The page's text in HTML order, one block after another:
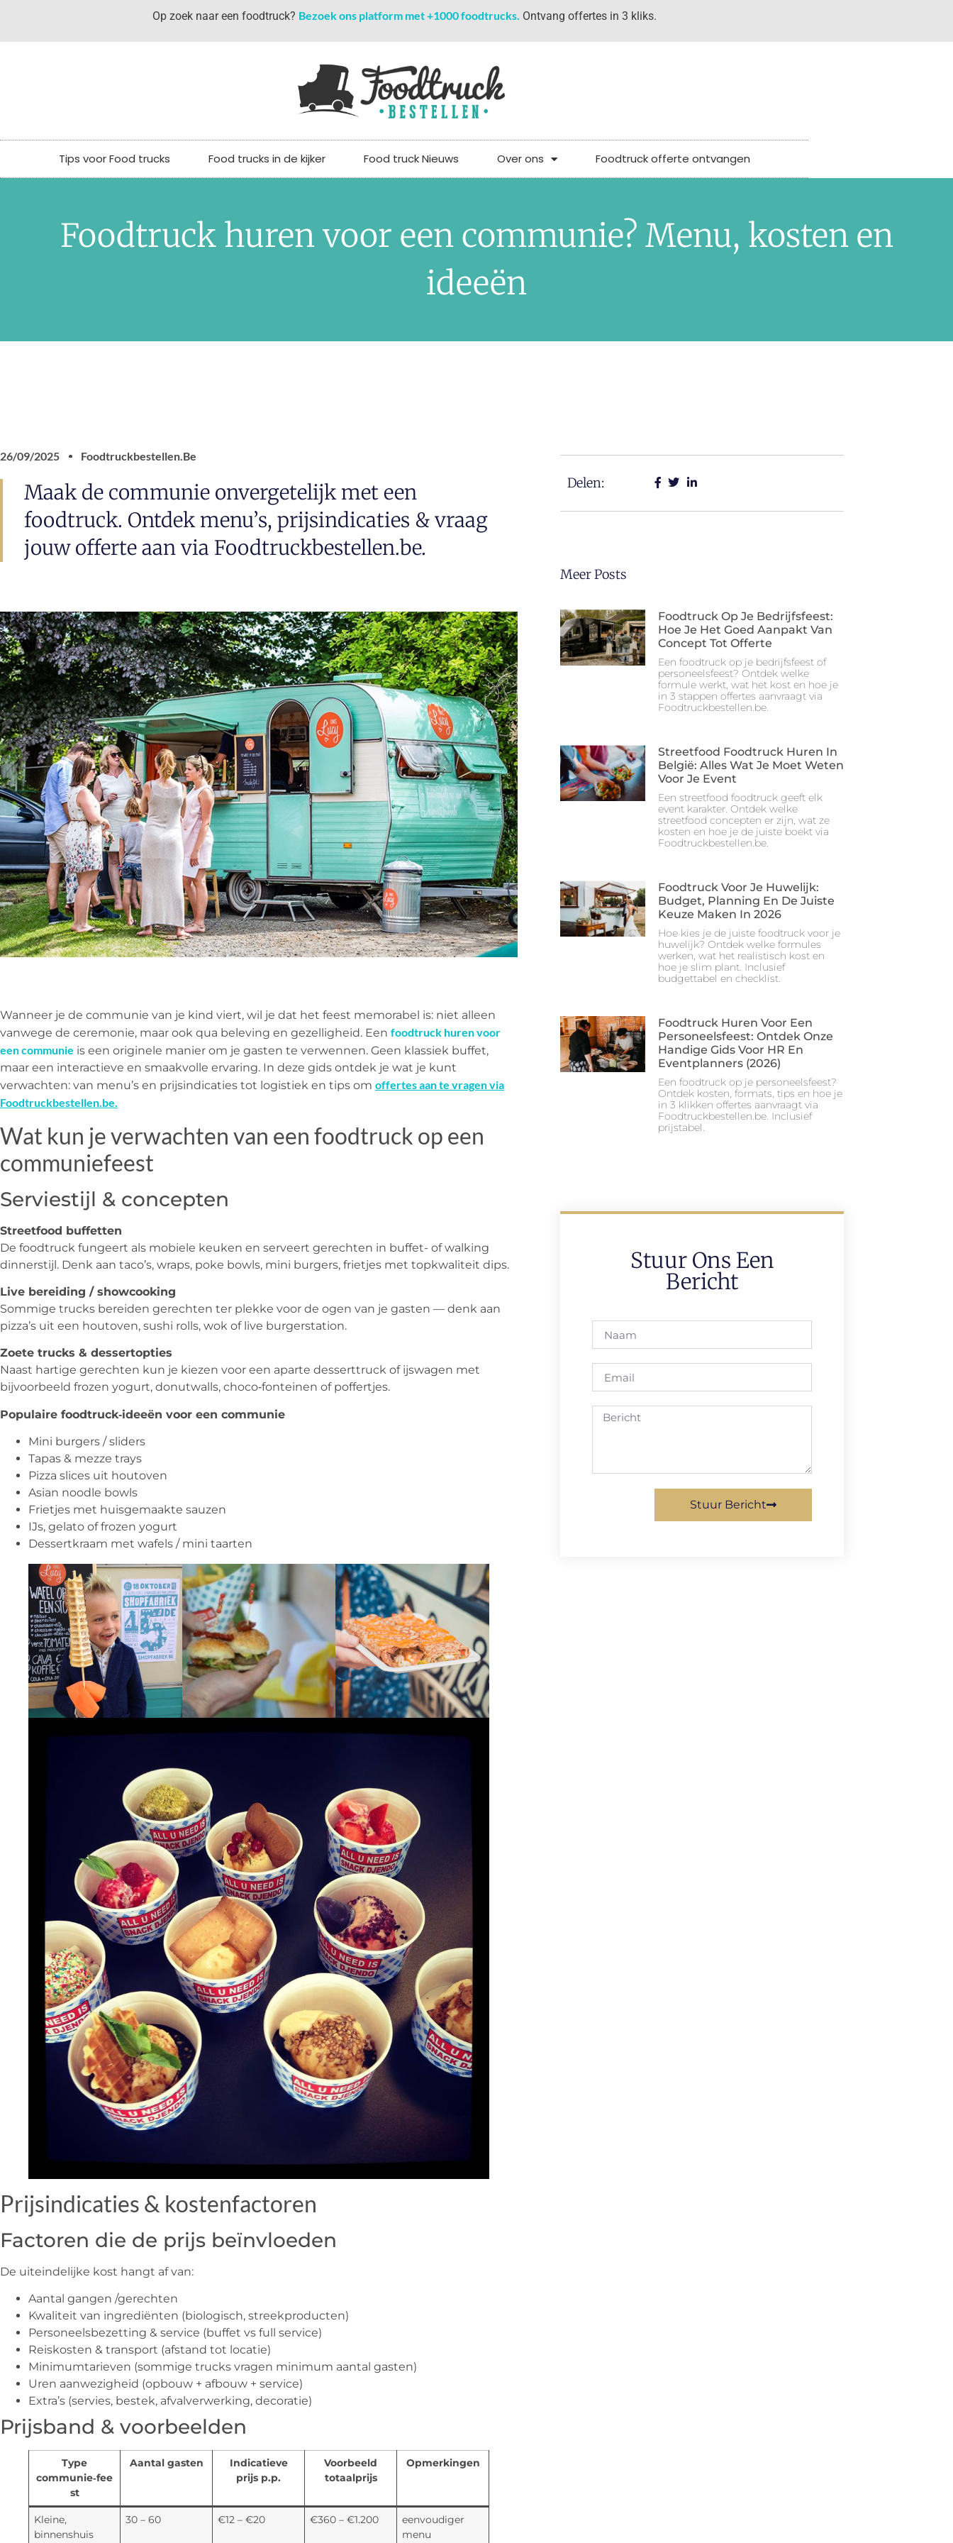
Op zoek naar een foodtruck? Bezoek ons platform met +1000 foodtrucks. Ontvang offertes in 3 kliks.
Tips voor Food trucks Food trucks in de kijker Food truck Nieuws Over ons Foodtruck offerte ontvangen
Foodtruck huren voor een communie? Menu, kosten en
ideeën
26/09/2025 Foodtruckbestellen.be
Maak de communie onvergetelijk met een
foodtruck. Ontdek menu’s, prijsindicaties & vraag
jouw offerte aan via Foodtruckbestellen.be.
Wanneer je de communie van je kind viert, wil je dat het feest memorabel is: niet alleen
vanwege de ceremonie, maar ook qua beleving en gezelligheid. Een foodtruck huren voor
een communie is een originele manier om je gasten te verwennen. Geen klassiek buffet,
maar een interactieve en smaakvolle ervaring. In deze gids ontdek je wat je kunt
verwachten: van menu’s en prijsindicaties tot logistiek en tips om offertes aan te vragen via
Foodtruckbestellen.be.
Wat kun je verwachten van een foodtruck op een
communiefeest
Serviestijl & concepten
Streetfood buffetten
De foodtruck fungeert als mobiele keuken en serveert gerechten in buffet- of walking
dinnerstijl. Denk aan taco’s, wraps, poke bowls, mini burgers, frietjes met topkwaliteit dips.
Live bereiding / showcooking
Sommige trucks bereiden gerechten ter plekke voor de ogen van je gasten — denk aan
pizza’s uit een houtoven, sushi rolls, wok of live burgerstation.
Zoete trucks & dessertopties
Naast hartige gerechten kun je kiezen voor een aparte desserttruck of ijswagen met
bijvoorbeeld frozen yogurt, donutwalls, choco‑fonteinen of poffertjes.
Populaire foodtruck‑ideeën voor een communie
Mini burgers / sliders
Tapas & mezze trays
Pizza slices uit houtoven
Asian noodle bowls
Frietjes met huisgemaakte sauzen
IJs, gelato of frozen yogurt
Dessertkraam met wafels / mini taarten
Prijsindicaties & kostenfactoren
Factoren die de prijs beïnvloeden
De uiteindelijke kost hangt af van:
Aantal gangen /gerechten
Kwaliteit van ingrediënten (biologisch, streekproducten)
Personeelsbezetting & service (buffet vs full service)
Reiskosten & transport (afstand tot locatie)
Minimumtarieven (sommige trucks vragen minimum aantal gasten)
Uren aanwezigheid (opbouw + afbouw + service)
Extra’s (servies, bestek, afvalverwerking, decoratie)
Prijsband & voorbeelden
Type
communie‑fee
st
Aantal gasten
Indicatieve
prijs p.p.
Voorbeeld
totaalprijs
Opmerkingen
Kleine,
binnenshuis
30 – 60 €12 – €20 €360 – €1.200
eenvoudiger
menu
Delen:
Meer Posts
Foodtruck Op Je Bedrijfsfeest:
Hoe Je Het Goed Aanpakt Van
Concept Tot Offerte
Een foodtruck op je bedrijfsfeest of
personeelsfeest? Ontdek welke
formule werkt, wat het kost en hoe je
in 3 stappen offertes aanvraagt via
Foodtruckbestellen.be.
Streetfood Foodtruck Huren In
België: Alles Wat Je Moet Weten
Voor Je Event
Een streetfood foodtruck geeft elk
event karakter. Ontdek welke
streetfood concepten er zijn, wat ze
kosten en hoe je de juiste boekt via
Foodtruckbestellen.be.
Foodtruck Voor Je Huwelijk:
Budget, Planning En De Juiste
Keuze Maken In 2026
Hoe kies je de juiste foodtruck voor je
huwelijk? Ontdek welke formules
werken, wat het realistisch kost en
hoe je slim plant. Inclusief
budgettabel en checklist.
Foodtruck Huren Voor Een
Personeelsfeest: Ontdek Onze
Handige Gids Voor HR En
Eventplanners (2026)
Een foodtruck op je personeelsfeest?
Ontdek kosten, formats, tips en hoe je
in 3 klikken offertes aanvraagt via
Foodtruckbestellen.be. Inclusief
prijstabel.
Stuur Ons Een
Bericht
Stuur Bericht